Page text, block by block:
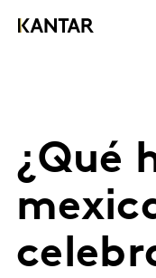
¿Qué